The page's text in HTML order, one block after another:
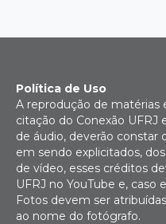
Política de Uso
A reprodução de matérias
citação do Conexão UFRJ
de áudio, deverão constar
em sendo explicitados,
de vídeo, esses créditos
UFRJ no YouTube e, caso
Fotos devem ser
ao nome do fotógrafo.